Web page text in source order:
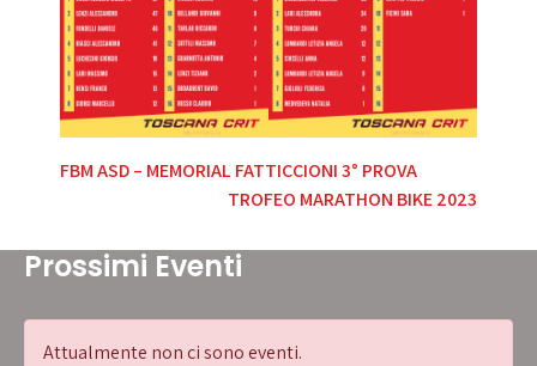
Navigazione
FBM ASD – MEMORIAL FATTICCIONI 3° PROVA
TROFEO MARATHON BIKE 2023
Prossimi Eventi
Attualmente non ci sono eventi.